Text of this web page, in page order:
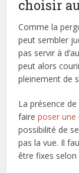
choisir
Comme la
peut sembler
pas servir à
peut alors
pleinement de
La présence
faireposer une
possibilité de
pas la vue. Il
être fixes selon